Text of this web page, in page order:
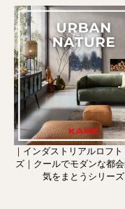
｜インダストリアルロフ
ズ｜クールでモダンな都
気をまとうシリーズ